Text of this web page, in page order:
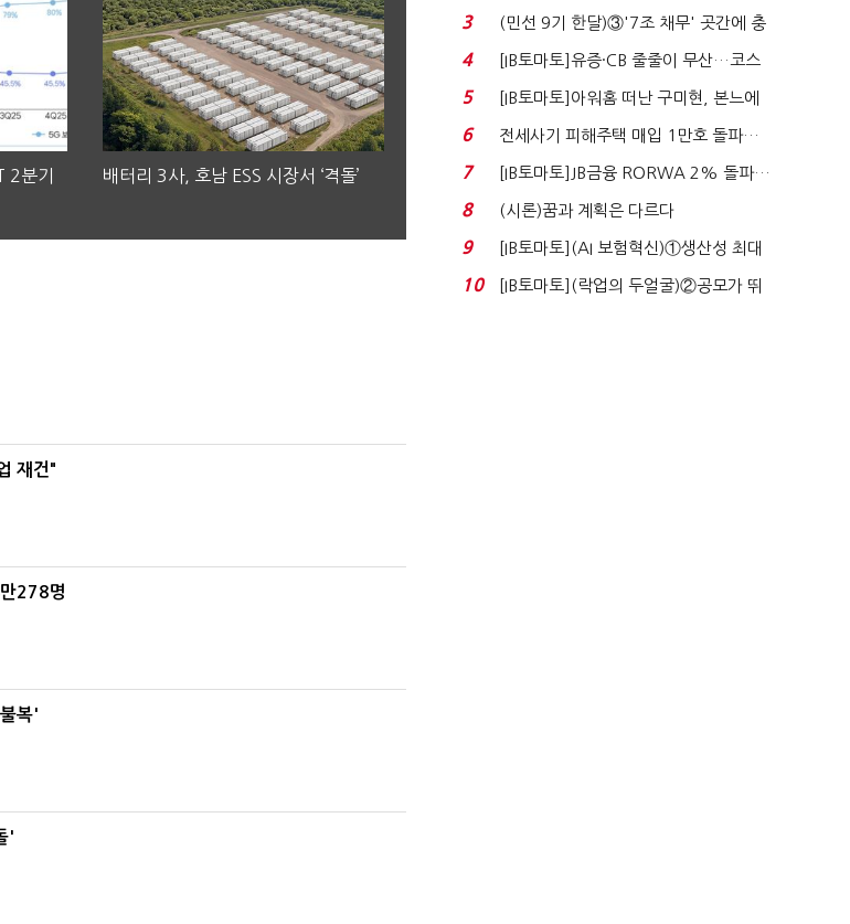
2분기
배터리 3사, 호남 ESS 시장서 ‘격돌’
재건"
278명
복'
'
지에 상한가...
3
(민선 9기 한달)③'7조 채무' 곳간에 충
격…추미애, 20년...
4
[IB토마토]유증·CB 줄줄이 무산…코스
닥 벌점 급증에 ...
5
[IB토마토]아워홈 떠난 구미현, 본느에
340억 베팅…가...
6
전세사기 피해주택 매입 1만호 돌파…
누적 피해자 4만2...
7
[IB토마토]JB금융 RORWA 2% 돌파…
실적 견인은 은행 ...
8 (시론)꿈과 계획은 다르다
9
[IB토마토](AI 보험혁신)①생산성 최대
80% 개선…현실...
10
[IB토마토](락업의 두얼굴)②공모가 뛰